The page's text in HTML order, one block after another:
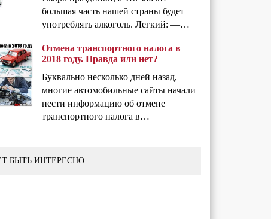
большая часть нашей страны будет
употреблять алкоголь. Легкий: —…
Отмена транспортного налога в
2018 году. Правда или нет?
Буквально несколько дней назад,
многие автомобильные сайты начали
нести информацию об отмене
транспортного налога в…
БЫТЬ ИНТЕРЕСНО